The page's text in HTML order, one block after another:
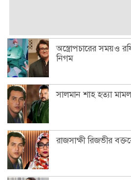
অস্ত্রোপচারের সময়ও
নিগম
সালমান শাহ হত্যা
রাজসাক্ষী রিজভীর